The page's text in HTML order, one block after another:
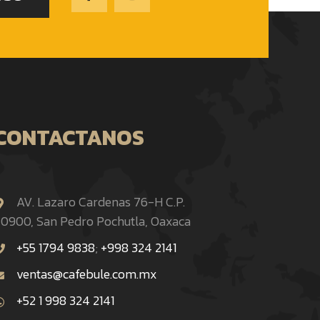
AV. Lazaro Cardenas 76-H C.P.
San Pedro Pochutla, Oaxaca
+55 1794 9838; +998 324 2141
ventas@cafebule.com.mx
+52 1 998 324 2141